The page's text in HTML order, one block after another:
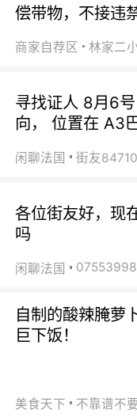
偿带物，不接违
商家自荐区 林家二
寻找证人 8月6
向， 位置在 A3
闲聊法国
各位街友好，现
吗
闲聊法国
自制的酸辣腌萝
巨下饭！
美食天下